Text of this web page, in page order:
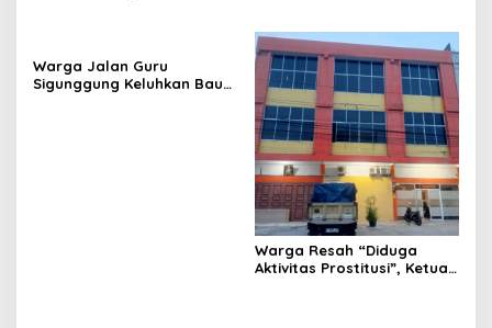
Warga Jalan Guru
Sigunggung Keluhkan Bau
Warga Resah “Diduga
Aktivitas Prostitusi”, Ketua